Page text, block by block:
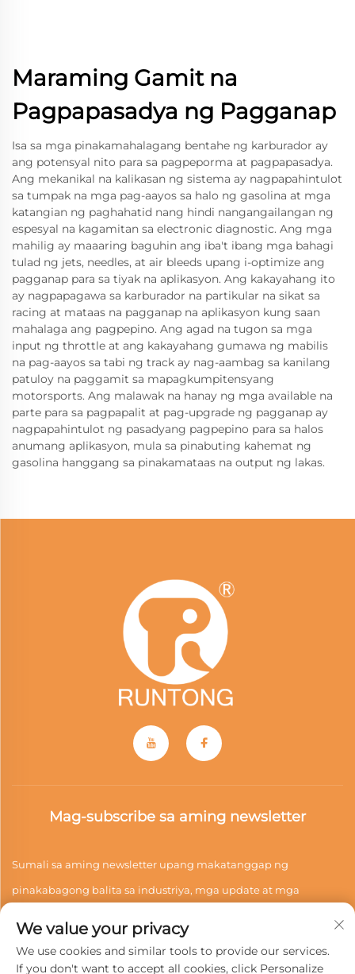
Maraming Gamit na
Pagpapasadya ng Pagganap
Isa sa mga pinakamahalagang bentahe ng karburador ay
ang potensyal nito para sa pagpeporma at pagpapasadya.
Ang mekanikal na kalikasan ng sistema ay nagpapahintulot
sa tumpak na mga pag-aayos sa halo ng gasolina at mga
katangian ng paghahatid nang hindi nangangailangan ng
espesyal na kagamitan sa electronic diagnostic. Ang mga
mahilig ay maaaring baguhin ang iba't ibang mga bahagi
tulad ng jets, needles, at air bleeds upang i-optimize ang
pagganap para sa tiyak na aplikasyon. Ang kakayahang ito
ay nagpapagawa sa karburador na partikular na sikat sa
racing at mataas na pagganap na aplikasyon kung saan
mahalaga ang pagpepino. Ang agad na tugon sa mga
input ng throttle at ang kakayahang gumawa ng mabilis
na pag-aayos sa tabi ng track ay nag-aambag sa kanilang
patuloy na paggamit sa mapagkumpitensyang
motorsports. Ang malawak na hanay ng mga available na
parte para sa pagpapalit at pag-upgrade ng pagganap ay
nagpapahintulot ng pasadyang pagpepino para sa halos
anumang aplikasyon, mula sa pinabuting kahemat ng
gasolina hanggang sa pinakamataas na output ng lakas.
Mag-subscribe sa aming newsletter
Sumali sa aming newsletter upang makatanggap ng
pinakabagong balita sa industriya, mga update at mga
We value your privacy
We use cookies and similar tools to provide our services.
If you don't want to accept all cookies, click Personalize